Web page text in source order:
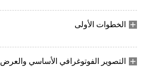
الخطوات الأولى
التصوير الفوتوغرافي الأساسي والعرض